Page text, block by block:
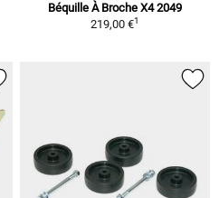
Béquille À Broche X4 2049
219,00 €1